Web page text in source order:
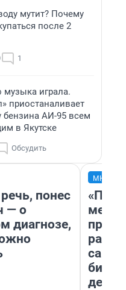
мутит? Почему
после 2
1
музыка играла.
приостаналивает
бензина АИ-95 всем
в Якутске
Обсудить
понес
— о
диагнозе,